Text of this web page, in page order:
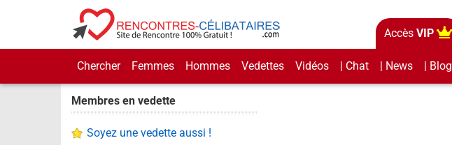
Accès VIP
Chercher Femmes Hommes Vedettes Vidéos | Chat | News | Blog
Membres en vedette
Soyez une vedette aussi !